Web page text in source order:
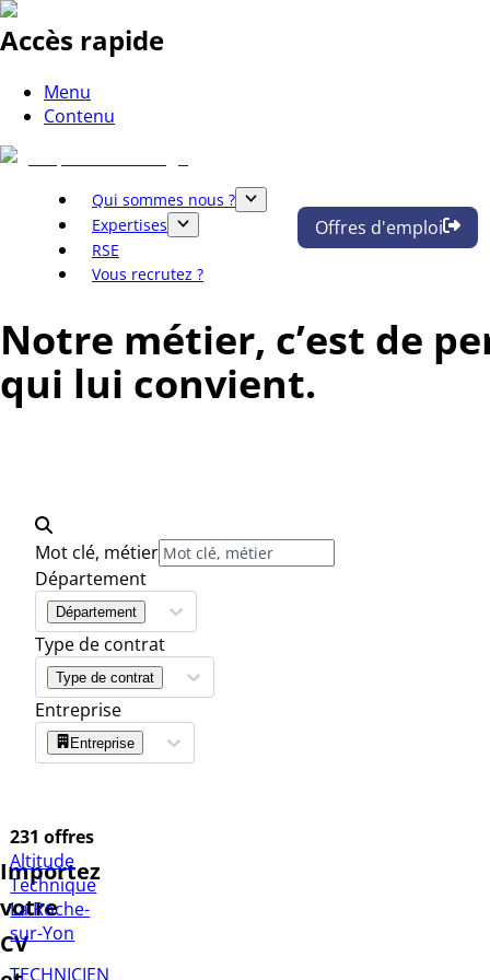
Accès rapide
Menu
Contenu
Qui sommes nous ?
Expertises
RSE
Vous recrutez ?
Offres d'emploi
Notre métier, c’est de
qui lui convient.
Mot clé, métier
Département
Département
Type de contrat
Type de contrat
Entreprise
Entreprise
Importez
votre
CV
231 offres
Altitude
Technique
La Roche-
sur-Yon
TECHNICIEN